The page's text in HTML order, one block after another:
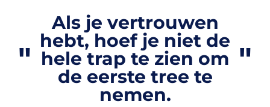
Als je vertrouwen
hebt, hoef je niet de
hele trap te zien om
de eerste tree te
nemen.